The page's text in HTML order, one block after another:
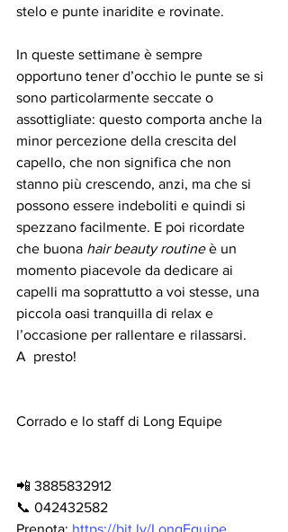
stelo e punte inaridite e rovinate.
In queste settimane è sempre
opportuno tener d’occhio le punte se si
sono particolarmente seccate o
assottigliate: questo comporta anche la
minor percezione della crescita del
capello, che non significa che non
stanno più crescendo, anzi, ma che si
possono essere indeboliti e quindi si
spezzano facilmente. E poi ricordate
che buona hair beauty routine è un
momento piacevole da dedicare ai
capelli ma soprattutto a voi stesse, una
piccola oasi tranquilla di relax e
l’occasione per rallentare e rilassarsi.
A  presto!
Corrado e lo staff di Long Equipe
📲 3885832912
📞 042432582
Prenota: https://bit.ly/LongEquipe